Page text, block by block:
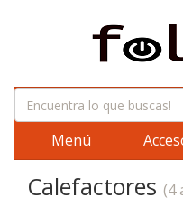
Menú
Calefactores (4